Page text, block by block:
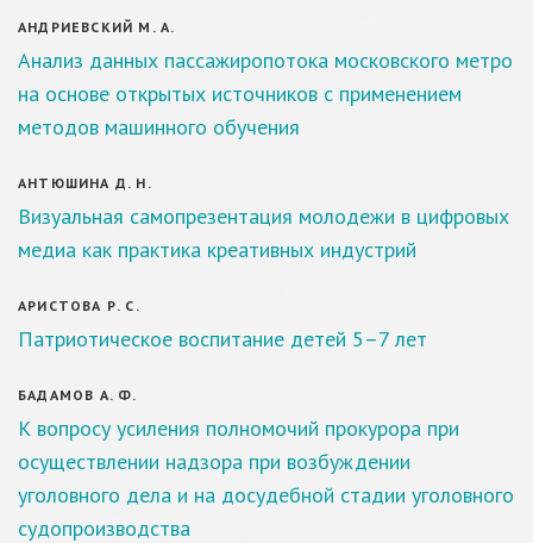
АНДРИЕВСКИЙ М. А.
Анализ данных пассажиропотока московского метро
на основе открытых источников с применением
методов машинного обучения
АНТЮШИНА Д. Н.
Визуальная самопрезентация молодежи в цифровых
медиа как практика креативных индустрий
АРИСТОВА Р. С.
Патриотическое воспитание детей 5–7 лет
БАДАМОВ А. Ф.
К вопросу усиления полномочий прокурора при
осуществлении надзора при возбуждении
уголовного дела и на досудебной стадии уголовного
судопроизводства